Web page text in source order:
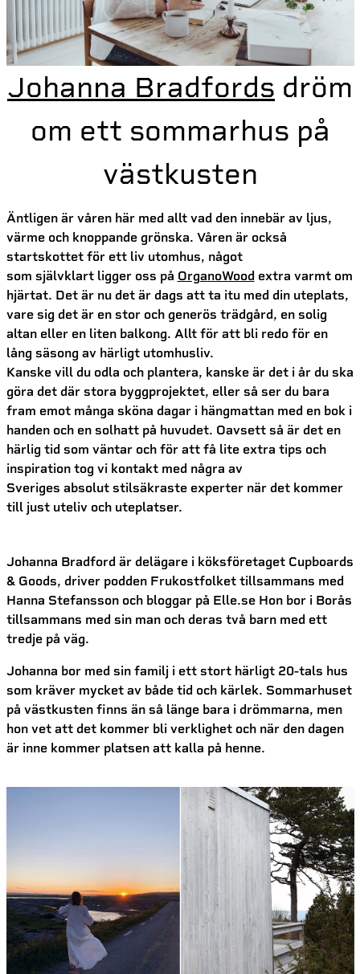
Johanna Bradfords dröm
om ett sommarhus på
västkusten
Äntligen är våren här med allt vad den innebär av ljus,
värme och knoppande grönska. Våren är också
startskottet för ett liv utomhus, något
som självklart ligger oss på OrganoWood extra varmt om
hjärtat. Det är nu det är dags att ta itu med din uteplats,
vare sig det är en stor och generös trädgård, en solig
altan eller en liten balkong. Allt för att bli redo för en
lång säsong av härligt utomhusliv.
Kanske vill du odla och plantera, kanske är det i år du ska
göra det där stora byggprojektet, eller så ser du bara
fram emot många sköna dagar i hängmattan med en bok i
handen och en solhatt på huvudet. Oavsett så är det en
härlig tid som väntar och för att få lite extra tips och
inspiration tog vi kontakt med några av
Sveriges absolut stilsäkraste experter när det kommer
till just uteliv och uteplatser.
Johanna Bradford är delägare i köksföretaget Cupboards
& Goods, driver podden Frukostfolket tillsammans med
Hanna Stefansson och bloggar på Elle.se Hon bor i Borås
tillsammans med sin man och deras två barn med ett
tredje på väg.
Johanna bor med sin familj i ett stort härligt 20-tals hus
som kräver mycket av både tid och kärlek. Sommarhuset
på västkusten finns än så länge bara i drömmarna, men
hon vet att det kommer bli verklighet och när den dagen
är inne kommer platsen att kalla på henne.